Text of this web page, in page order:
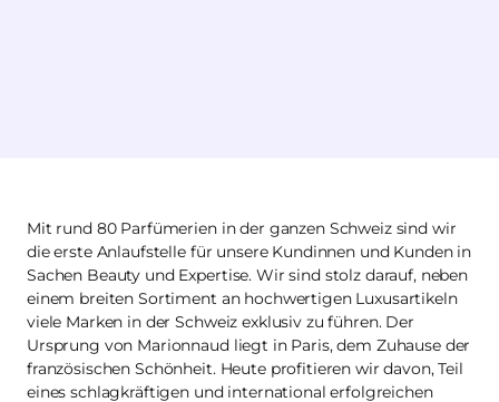
Mit rund 80 Parfümerien in der ganzen Schweiz sind wir
die erste Anlaufstelle für unsere Kundinnen und Kunden in
Sachen Beauty und Expertise. Wir sind stolz darauf, neben
einem breiten Sortiment an hochwertigen Luxusartikeln
viele Marken in der Schweiz exklusiv zu führen. Der
Ursprung von Marionnaud liegt in Paris, dem Zuhause der
französischen Schönheit. Heute profitieren wir davon, Teil
eines schlagkräftigen und international erfolgreichen